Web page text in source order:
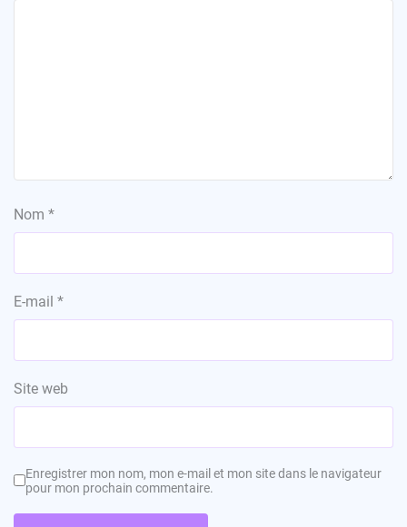
Nom *
E-mail *
Site web
Enregistrer mon nom, mon e-mail et mon site dans le navigateur
pour mon prochain commentaire.